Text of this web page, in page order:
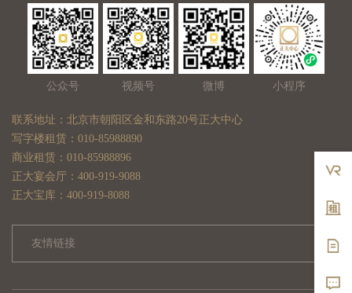
公众号 视频号 微博 小程序
联系地址：北京市朝阳区金和东路20号正大中心
写字楼租赁：010-85988890
商业租赁：010-85988896
正大宴会厅：400-919-9088
正大宝库：400-919-8088
友情链接